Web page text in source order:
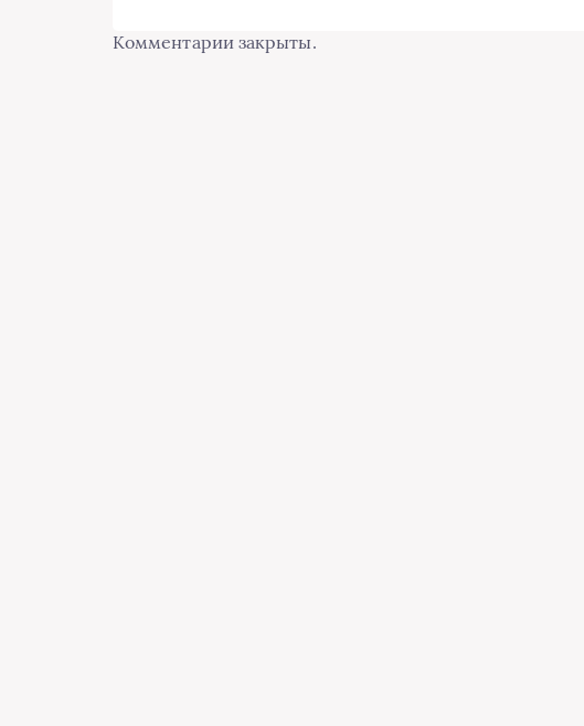
Комментарии закрыты.